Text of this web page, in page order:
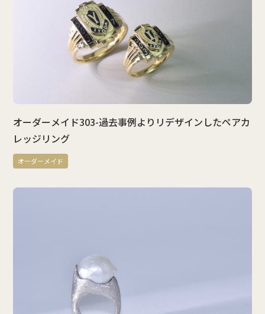
オーダーメイド303-過去事例よりリデザインしたペアカ
レッジリング
オーダーメイド